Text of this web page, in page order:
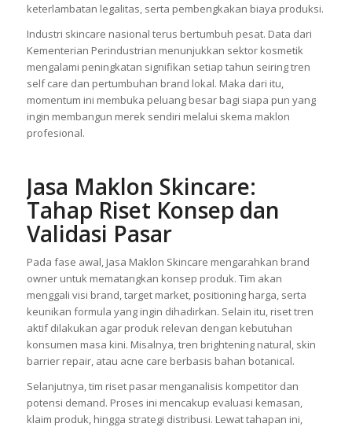
keterlambatan legalitas, serta pembengkakan biaya produksi.
Industri skincare nasional terus bertumbuh pesat. Data dari
Kementerian Perindustrian menunjukkan sektor kosmetik
mengalami peningkatan signifikan setiap tahun seiring tren
self care dan pertumbuhan brand lokal. Maka dari itu,
momentum ini membuka peluang besar bagi siapa pun yang
ingin membangun merek sendiri melalui skema maklon
profesional.
Jasa Maklon Skincare:
Tahap Riset Konsep dan
Validasi Pasar
Pada fase awal, Jasa Maklon Skincare mengarahkan brand
owner untuk mematangkan konsep produk. Tim akan
menggali visi brand, target market, positioning harga, serta
keunikan formula yang ingin dihadirkan. Selain itu, riset tren
aktif dilakukan agar produk relevan dengan kebutuhan
konsumen masa kini. Misalnya, tren brightening natural, skin
barrier repair, atau acne care berbasis bahan botanical.
Selanjutnya, tim riset pasar menganalisis kompetitor dan
potensi demand. Proses ini mencakup evaluasi kemasan,
klaim produk, hingga strategi distribusi. Lewat tahapan ini,